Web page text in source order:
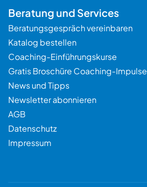
Beratung und Services
Beratungsgespräch vereinbaren
Katalog bestellen
Coaching-Einführungskurse
Gratis Broschüre Coaching-Impulse
News und Tipps
Newsletter abonnieren
AGB
Datenschutz
Impressum